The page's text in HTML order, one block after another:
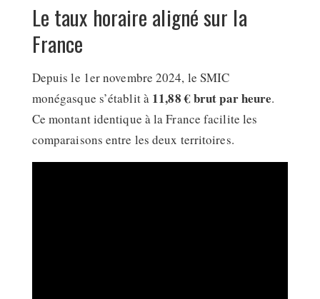
Le taux horaire aligné sur la
France
Depuis le 1er novembre 2024, le SMIC
monégasque s’établit à 11,88 € brut par heure.
Ce montant identique à la France facilite les
comparaisons entre les deux territoires.